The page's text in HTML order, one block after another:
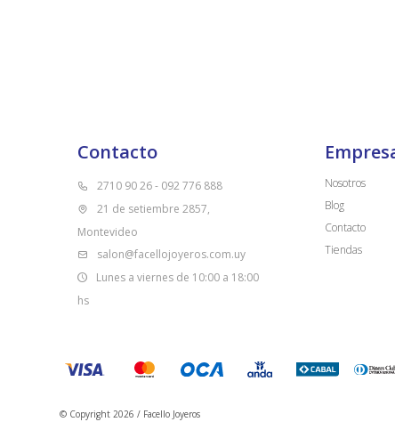
Contacto
2710 90 26 - 092 776 888
21 de setiembre 2857,
Montevideo
salon@facellojoyeros.com.uy
Lunes a viernes de 10:00 a 18:00
hs
Nosotros
Blog
Contacto
Tiendas
© Copyright 2026 / Facello Joyeros